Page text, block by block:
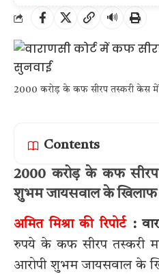
🔊
2000 करोड़ के कफ सीरप तस्करी केस में
Contents
2000 करोड़ के कफ सीरप
शुभम जायसवाल के खिलाफ
अमित मिश्रा की रिपोर्ट:
रुपये के कफ सीरप तस्करी
आरोपी शुभम जायसवाल के